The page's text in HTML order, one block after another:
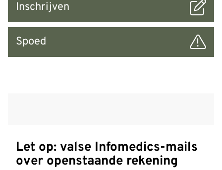
Inschrijven
Spoed
Let op: valse Infomedics-mails
over openstaande rekening